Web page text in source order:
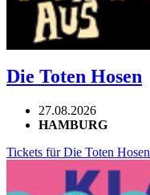
Die Toten Hosen
27.08.2026
HAMBURG
Tickets für Die Toten Hosen